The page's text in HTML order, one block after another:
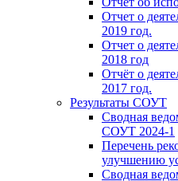
Отчет о
2019 год.
Отчет о
2018 год
Отчёт о
2017 год.
Результаты СОУТ
Сводная
СОУТ 2024-1
Перечень
улучшению
Сводная